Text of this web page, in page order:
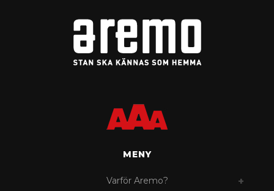
MENY
Varför Aremo?